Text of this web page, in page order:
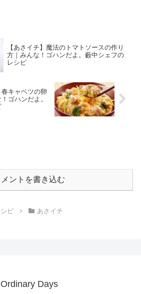
【あさイチ】魔法のトマトソースの作り
方｜みんな！ゴハンだよ。藪中シェフの
レシピ
春キャベツの卵
ゴハンだよ。
メントを書き込む
ピ あさイチ
Ordinary Days